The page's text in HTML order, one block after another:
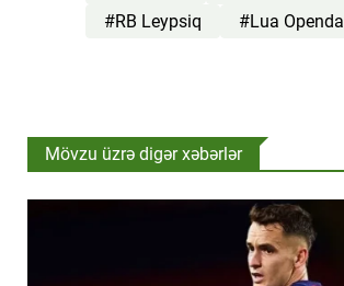
#RB Leypsiq
#Lua Openda
Mövzu üzrə digər xəbərlər